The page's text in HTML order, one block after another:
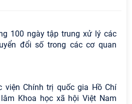
100 ngày tập trung xử lý các
đổi số trong các cơ quan
viện Chính trị quốc gia Hồ Chí
Khoa học xã hội Việt Nam